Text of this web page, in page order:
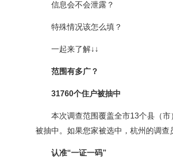
信息会不会泄露？
特殊情况该怎么填？
一起来了解↓↓
范围有多广？
31760个住户被抽中
本次调查范围覆盖全市13个县（
被抽中。如果您家被选中，杭州的调查
认准“一证一码”